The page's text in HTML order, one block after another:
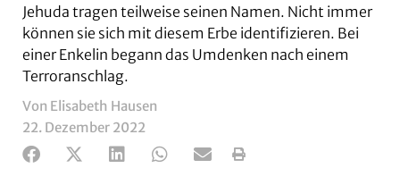
Jehuda tragen teilweise seinen Namen. Nicht immer
können sie sich mit diesem Erbe identifizieren. Bei
einer Enkelin begann das Umdenken nach einem
Terroranschlag.
Von Elisabeth Hausen
22. Dezember 2022